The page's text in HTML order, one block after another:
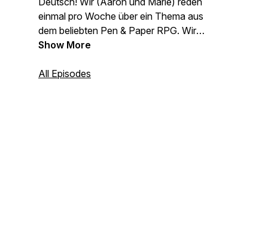
einmal pro Woche über ein Thema aus
dem beliebten Pen & Paper RPG. Wir
erklären euch DND Lore, Monster, Items
Show More
All Episodes